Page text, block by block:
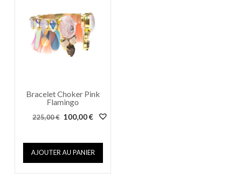
Bracelet Choker Pink
Flamingo
225,00€ Le
était :
100,00€Le
est :
AJOUTER AU PANIER